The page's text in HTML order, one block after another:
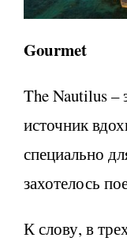
Gourmet
The Nautilus
источник
специально
захотелось
К слову, в